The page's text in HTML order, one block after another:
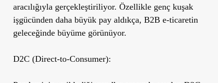
aracılığıyla gerçekleştiriliyor. Özellikle genç kuşak
işgücünden daha büyük pay aldıkça, B2B e-ticaretin
geleceğinde büyüme görünüyor.
D2C (Direct-to-Consumer):